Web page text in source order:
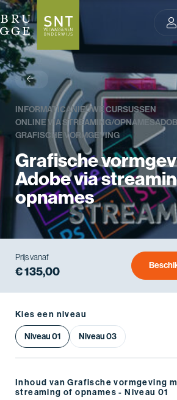
Prijs vanaf
€ 135,00
terug
INFORMATICANIEUWE CURSUSSEN
ONLINE VIA STREAMING/OPNAMES
GRAFISCHE VORMGEVING
Grafische
Adobe via
opnames
Kies een niveau
Niveau 01 Niveau 03
Inhoud van Grafische vormgeving
streaming of opnames - Niveau 01